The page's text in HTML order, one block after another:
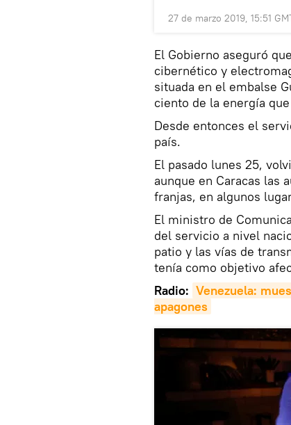
27 de marzo 2019, 15:51
El Gobierno aseguró
cibernético y
situada en el embalse
ciento de la energía
Desde entonces el
país.
El pasado lunes 25,
aunque en Caracas las
franjas, en algunos
El ministro de
del servicio a nivel
patio y las vías de
tenía como objetivo
Radio: Venezuela:
apagones